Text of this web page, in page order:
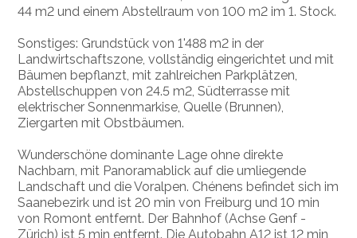
44 m2 und einem Abstellraum von 100 m2 im 1. Stock.
Sonstiges: Grundstück von 1'488 m2 in der
Landwirtschaftszone, vollständig eingerichtet und mit
Bäumen bepflanzt, mit zahlreichen Parkplätzen,
Abstellschuppen von 24.5 m2, Südterrasse mit
elektrischer Sonnenmarkise, Quelle (Brunnen),
Ziergarten mit Obstbäumen.
Wunderschöne dominante Lage ohne direkte
Nachbarn, mit Panoramablick auf die umliegende
Landschaft und die Voralpen. Chénens befindet sich im
Saanebezirk und ist 20 min von Freiburg und 10 min
von Romont entfernt. Der Bahnhof (Achse Genf -
Zürich) ist 5 min entfernt. Die Autobahn A12 ist 12 min